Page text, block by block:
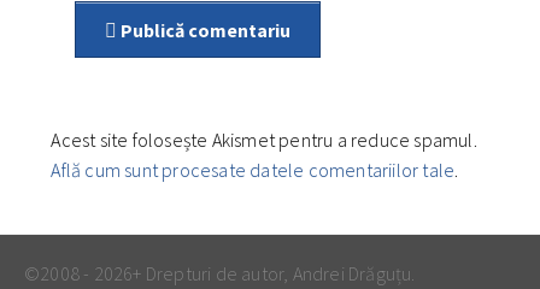
Publică comentariu
Acest site folosește Akismet pentru a reduce spamul.
Află cum sunt procesate datele comentariilor tale.
©2008 - 2026+ Drepturi de autor, Andrei Drăguțu.